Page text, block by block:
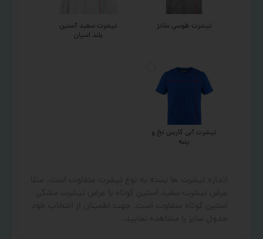
تیشرت طوسی ملانژ
تیشرت سفید آستین
بلند اسپان
تیشرت آبی کاربنی نخ و
پنبه